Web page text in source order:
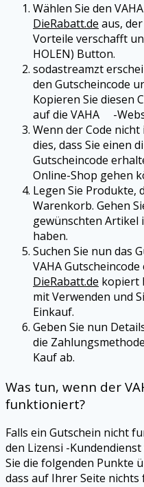
Wählen Sie den VAHA
DieRabatt.de aus,
Vorteile verschafft
HOLEN) Button.
sodastreamzt
den Gutscheincode
Kopieren Sie diesen
auf die VAHA -
Wenn der Code
dies, dass Sie einen
Gutscheincode
Online-Shop gehen
Legen Sie Produkte,
Warenkorb. Gehen
gewünschten Artikel
haben.
Suchen Sie nun das
VAHAGutscheincode
DieRabatt.de kopiert
mit Verwenden und
Einkauf.
Geben Sie nun
die
Kauf ab.
Was tun, wenn der
funktioniert?
Falls ein Gutschein nicht
den Lizensi -
Sie die folgenden Punkte
dass auf Ihrer Seite nichts